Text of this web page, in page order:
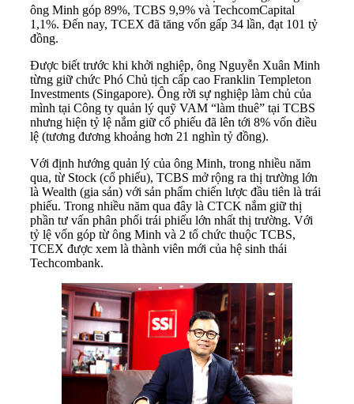
ông Minh góp 89%, TCBS 9,9% và TechcomCapital
1,1%. Đến nay, TCEX đã tăng vốn gấp 34 lần, đạt 101 tỷ
đồng.
Được biết trước khi khởi nghiệp, ông Nguyễn Xuân Minh
từng giữ chức Phó Chủ tịch cấp cao Franklin Templeton
Investments (Singapore). Ông rời sự nghiệp làm chủ của
mình tại Công ty quản lý quỹ VAM “làm thuê” tại TCBS
nhưng hiện tỷ lệ nắm giữ cổ phiếu đã lên tới 8% vốn điều
lệ (tương đương khoảng hơn 21 nghìn tỷ đồng).
Với định hướng quản lý của ông Minh, trong nhiều năm
qua, từ Stock (cổ phiếu), TCBS mở rộng ra thị trường lớn
là Wealth (gia sản) với sản phẩm chiến lược đầu tiên là trái
phiếu. Trong nhiều năm qua đây là CTCK nắm giữ thị
phần tư vấn phân phối trái phiếu lớn nhất thị trường. Với
tỷ lệ vốn góp từ ông Minh và 2 tổ chức thuộc TCBS,
TCEX được xem là thành viên mới của hệ sinh thái
Techcombank.